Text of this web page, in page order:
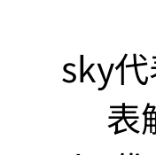
sky
表